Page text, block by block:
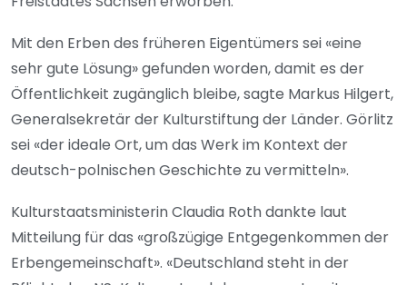
Mit den Erben des früheren Eigentümers sei «eine
sehr gute Lösung» gefunden worden, damit es der
Öffentlichkeit zugänglich bleibe, sagte Markus Hilgert,
Generalsekretär der Kulturstiftung der Länder. Görlitz
sei «der ideale Ort, um das Werk im Kontext der
deutsch-polnischen Geschichte zu vermitteln».
Kulturstaatsministerin Claudia Roth dankte laut
Mitteilung für das «großzügige Entgegenkommen der
Erbengemeinschaft». «Deutschland steht in der